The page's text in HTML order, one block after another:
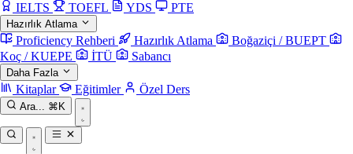
IELTS TOEFL YDS PTE
Hazırlık Atlama
Proficiency Rehberi Hazırlık Atlama
Boğaziçi / BUEPT
Koç / KUEPE
İTÜ Sabancı
Daha Fazla
Kitaplar Eğitimler Özel Ders
Ara... ⌘K